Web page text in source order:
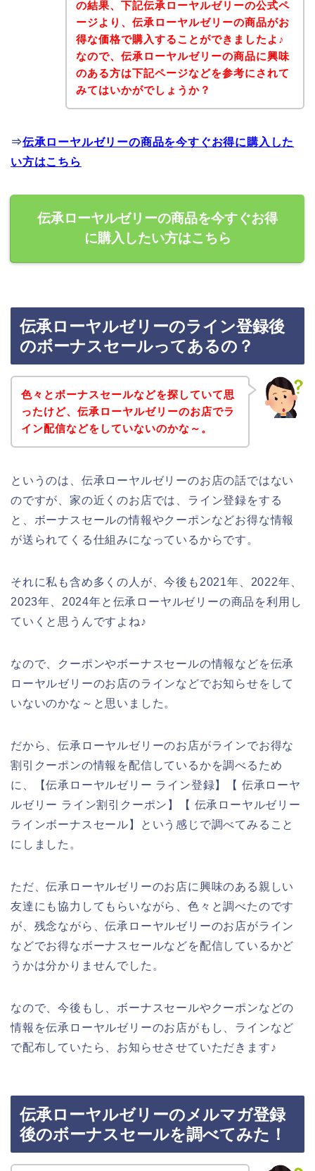
の結果、下記伝承ローヤルゼリーの公式ペ
ージより、伝承ローヤルゼリーの商品がお
得な価格で購入することができましたよ♪
なので、伝承ローヤルゼリーの商品に興味
のある方は下記ページなどを参考にされて
みてはいかがでしょうか？
⇒伝承ローヤルゼリーの商品を今すぐお得に購入した
い方はこちら
伝承ローヤルゼリーの商品を今すぐお得
に購入したい方はこちら
伝承ローヤルゼリーのライン登録後
のボーナスセールってあるの？
色々とボーナスセールなどを探していて思
ったけど、伝承ローヤルゼリーのお店でラ
イン配信などをしていないのかな～。
というのは、伝承ローヤルゼリーのお店の話ではない
のですが、家の近くのお店では、ライン登録をする
と、ボーナスセールの情報やクーポンなどお得な情報
が送られてくる仕組みになっているからです。
それに私も含め多くの人が、今後も2021年、2022年、
2023年、2024年と伝承ローヤルゼリーの商品を利用し
ていくと思うんですよね♪
なので、クーポンやボーナスセールの情報などを伝承
ローヤルゼリーのお店のラインなどでお知らせをして
いないのかな～と思いました。
だから、伝承ローヤルゼリーのお店がラインでお得な
割引クーポンの情報を配信しているかを調べるため
に、【伝承ローヤルゼリー ライン登録】【 伝承ローヤ
ルゼリー ライン割引クーポン】【 伝承ローヤルゼリー
ラインボーナスセール】という感じで調べてみること
にしました。
ただ、伝承ローヤルゼリーのお店に興味のある親しい
友達にも協力してもらいながら、色々と調べたのです
が、残念ながら、伝承ローヤルゼリーのお店がライン
などでお得なボーナスセールなどを配信しているかど
うかは分かりませんでした。
なので、今後もし、ボーナスセールやクーポンなどの
情報を伝承ローヤルゼリーのお店がもし、ラインなど
で配布していたら、お知らせさせていただきます♪
伝承ローヤルゼリーのメルマガ登録
後のボーナスセールを調べてみた！